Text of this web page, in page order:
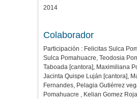
2014
Colaborador
Participación : Felicitas Sulca
Sulca Pomahuacre, Teodosia
Taboada [cantora], Maximiliana
Jacinta Quispe Luján [cantora],
Fernandes, Pelagia Gutiérrez
Pomahuacre , Kelian Gomez